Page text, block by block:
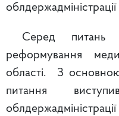
Серед питань
реформування
області. З
питання